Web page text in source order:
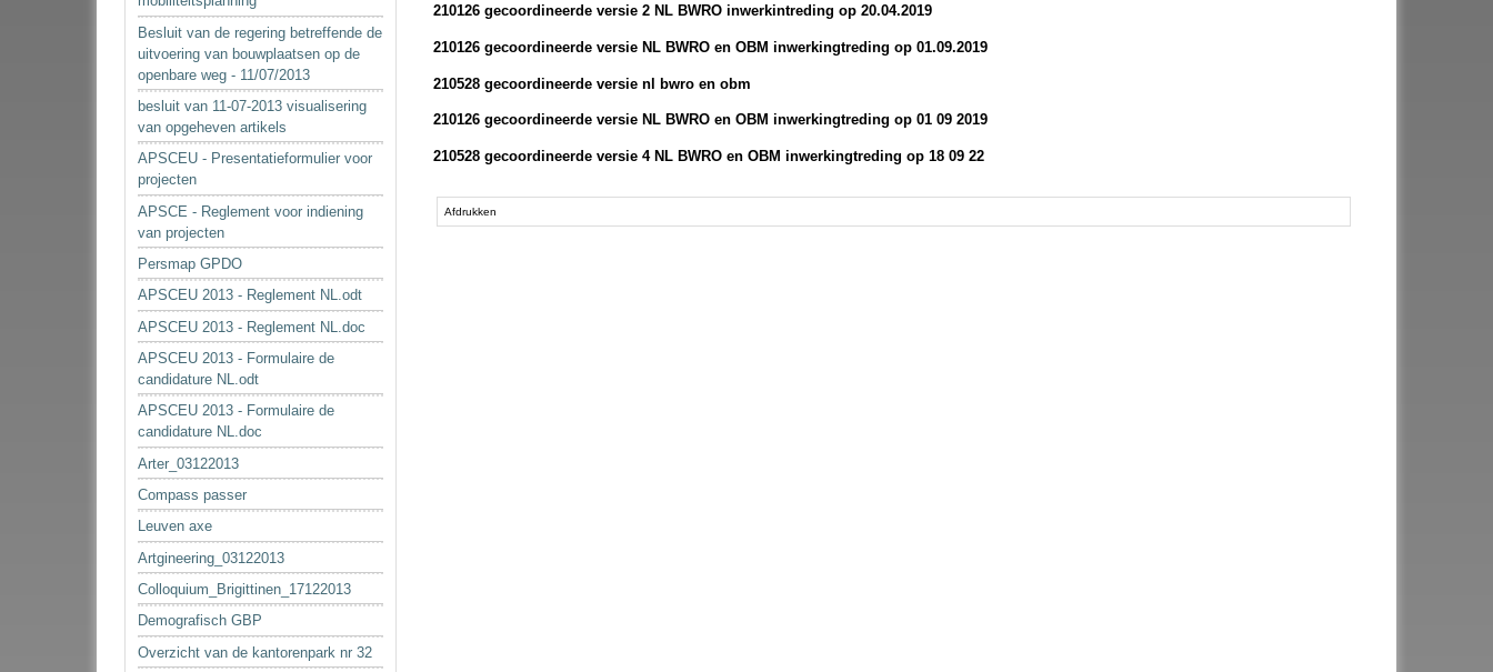
Besluit van de regering betreffende de
uitvoering van bouwplaatsen op de
openbare weg - 11/07/2013
besluit van 11-07-2013 visualisering
van opgeheven artikels
APSCEU - Presentatieformulier voor
projecten
APSCE - Reglement voor indiening
van projecten
Persmap GPDO
APSCEU 2013 - Reglement NL.odt
APSCEU 2013 - Reglement NL.doc
APSCEU 2013 - Formulaire de
candidature NL.odt
APSCEU 2013 - Formulaire de
candidature NL.doc
Arter_03122013
Compass passer
Leuven axe
Artgineering_03122013
Colloquium_Brigittinen_17122013
Demografisch GBP
Overzicht van de kantorenpark nr 32
210126 gecoordineerde versie 2 NL BWRO inwerkintreding op 20.04.2019
210126 gecoordineerde versie NL BWRO en OBM inwerkingtreding op 01.09.2019
210528 gecoordineerde versie nl bwro en obm
210126 gecoordineerde versie NL BWRO en OBM inwerkingtreding op 01 09 2019
210528 gecoordineerde versie 4 NL BWRO en OBM inwerkingtreding op 18 09 22
acties
Afdrukken